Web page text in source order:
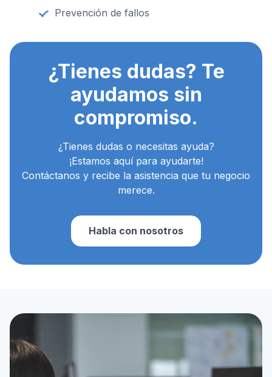
Prevención de fallos
¿Tienes dudas? Te
ayudamos sin
compromiso.
¿Tienes dudas o necesitas ayuda?
¡Estamos aquí para ayudarte!
Contáctanos y recibe la asistencia que tu negocio
merece.
Habla con nosotros